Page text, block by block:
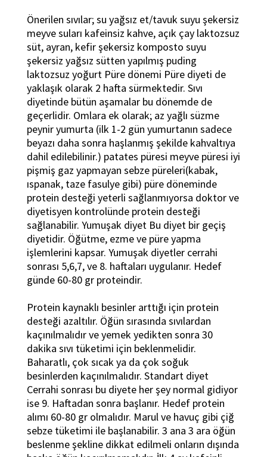
Önerilen sıvılar; su yağsız et/tavuk suyu şekersiz
meyve suları kafeinsiz kahve, açık çay laktozsuz
süt, ayran, kefir şekersiz komposto suyu
şekersiz yağsız sütten yapılmış puding
laktozsuz yoğurt Püre dönemi Püre diyeti de
yaklaşık olarak 2 hafta sürmektedir. Sıvı
diyetinde bütün aşamalar bu dönemde de
geçerlidir. Omlara ek olarak; az yağlı süzme
peynir yumurta (ilk 1-2 gün yumurtanın sadece
beyazı daha sonra haşlanmış şekilde kahvaltıya
dahil edilebilinir.) patates püresi meyve püresi iyi
pişmiş gaz yapmayan sebze püreleri(kabak,
ıspanak, taze fasulye gibi) püre döneminde
protein desteği yeterli sağlanmıyorsa doktor ve
diyetisyen kontrolünde protein desteği
sağlanabilir. Yumuşak diyet Bu diyet bir geçiş
diyetidir. Öğütme, ezme ve püre yapma
işlemlerini kapsar. Yumuşak diyetler cerrahi
sonrası 5,6,7, ve 8. haftaları uygulanır. Hedef
günde 60-80 gr proteindir.
Protein kaynaklı besinler arttığı için protein
desteği azaltılır. Öğün sırasında sıvılardan
kaçınılmalıdır ve yemek yedikten sonra 30
dakika sıvı tüketimi için beklenmelidir.
Baharatlı, çok sıcak ya da çok soğuk
besinlerden kaçınılmalıdır. Standart diyet
Cerrahi sonrası bu diyete her şey normal gidiyor
ise 9. Haftadan sonra başlanır. Hedef protein
alımı 60-80 gr olmalıdır. Marul ve havuç gibi çiğ
sebze tüketimi ile başlanabilir. 3 ana 3 ara öğün
beslenme şekline dikkat edilmeli onların dışında